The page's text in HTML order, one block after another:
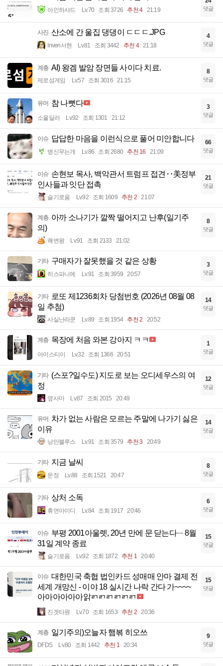
아인하샤드 Lv.70 조회 3726 추천 4 21:19 댓글
사진 산소에 간 울집 댕댕이 ㄷㄷㄷ.JPG
Inven서현 Lv.81 조회 3442 추천 4 21:18
4
댓글
계층 AI) 왕겜 발암 장면들 사이다 치료.
제로섬게임 Lv.57 조회 3016 21:15
8
댓글
유머 참 나뻣다
소울딜러 Lv.92 조회 1301 21:12
3
댓글
이슈 답답한 마음을 이런식으로 풀어 미안합니다
병신무는개 Lv.86 조회 2680 추천 16 21:09
66
댓글
이슈 손현보 목사, 백악관서 트럼프 접견‥美정부
인사들과 잇단 접촉
슬기로움 Lv.92 조회 1609 추천 2 21:07
21
댓글
계층 아까 소나기가 깔짝 떨어지고 난후(일기주
의)
쾌변왕 Lv.91 조회 2133 21:02
8
댓글
기타 구매자가 잘못했을 것 같은 상황
히스파니에 Lv.91 조회 3959 20:57
3
댓글
기타 로또 제1236회차 당첨번호 (2026년 08월 08
일 추첨)
사실난라쿤 Lv.89 조회 1954 추천 2 20:52
14
댓글
계층 목장에 처음 와본 강아지 ㅋㅋ
아이스티이 Lv.32 조회 1366 20:51
1
댓글
기타 (스포?일수도) 지도로 보는 오디세우스의 여
정
옆사마 Lv.87 조회 2015 20:49
12
댓글
유머 차가 없는 사람은 모르는 주말에 나가기 싫은
이유
낭만블루스 Lv.91 조회 3579 추천 3 20:49
14
댓글
기타 지금 날씨
문정 Lv.88 조회 1521 20:47
8
댓글
기타 상처 소독
휴면아이디 Lv.84 조회 1917 20:46
6
댓글
이슈 부평 2001아울렛, 20년 만에 문 닫는다··· 8월
31일 계약 종료
슬기로움 Lv.92 조회 1872 추천 1 20:40
15
댓글
이슈 대한민국 축협 법인카드 성매매 안마 결제 전
세계 개망신 - 이야 18 실시간 나락 간다 가~~~~
아아아아아아앍ㄺㄺㄺㄺㄺㄺ
진겟타원 Lv.70 조회 1653 추천 2 20:36
15
댓글
계층 일기주의)오늘자 햄볶 히오쓰
DFDS Lv.80 조회 1442 추천 1 20:34
9
댓글